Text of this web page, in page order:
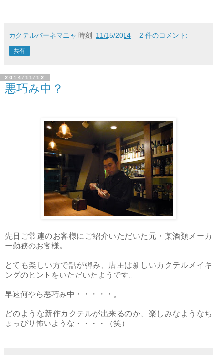
カクテルバーネマニャ 時刻: 11/15/2014 2 件のコメント:
共有
2014/11/12
悪巧み中？
先日ご常連のお客様にご紹介いただいた元・某酒類メーカ
ー勤務のお客様。
とても楽しい方で話が弾み、店主は新しいカクテルメイキ
ングのヒントをいただいたようです。
早速何やら悪巧み中・・・・・。
どのような新作カクテルが出来るのか、楽しみなようなち
ょっぴり怖いような・・・・（笑）